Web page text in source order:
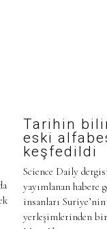
Tarihin
eski
keşfedildi
Science Daily
yayımlanan habere
insanları
yerleşimlerinden